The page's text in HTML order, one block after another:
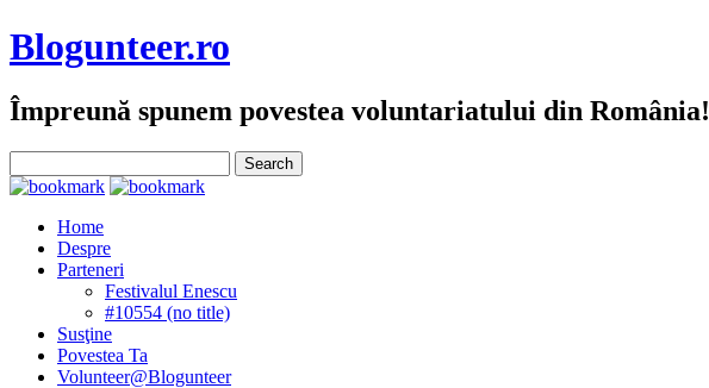
Blogunteer.ro
Împreună spunem povestea voluntariatului din România!
Home
Despre
Parteneri
Festivalul Enescu
#10554 (no title)
Susţine
Povestea Ta
Volunteer@Blogunteer